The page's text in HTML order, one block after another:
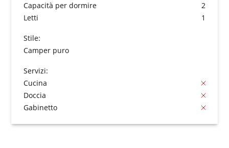
Capacità per dormire
2
Letti
1
Stile:
Camper puro
Servizi:
Cucina
Doccia
Gabinetto